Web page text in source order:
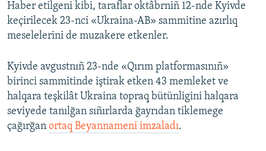
Haber etilgeni kibi, taraflar oktâbrniñ 12-nde Kyivde
keçirilecek 23-nci «Ukraina-AB» sammitine azırlıq
meselelerini de muzakere etkenler.
Kyivde avgustnıñ 23-nde «Qırım platformasınıñ»
birinci sammitinde iştirak etken 43 memleket ve
halqara teşkilât Ukraina topraq bütünligini halqara
seviyede tanılğan sıñırlarda ğayrıdan tiklemege
çağırğan ortaq Beyannameni imzaladı.